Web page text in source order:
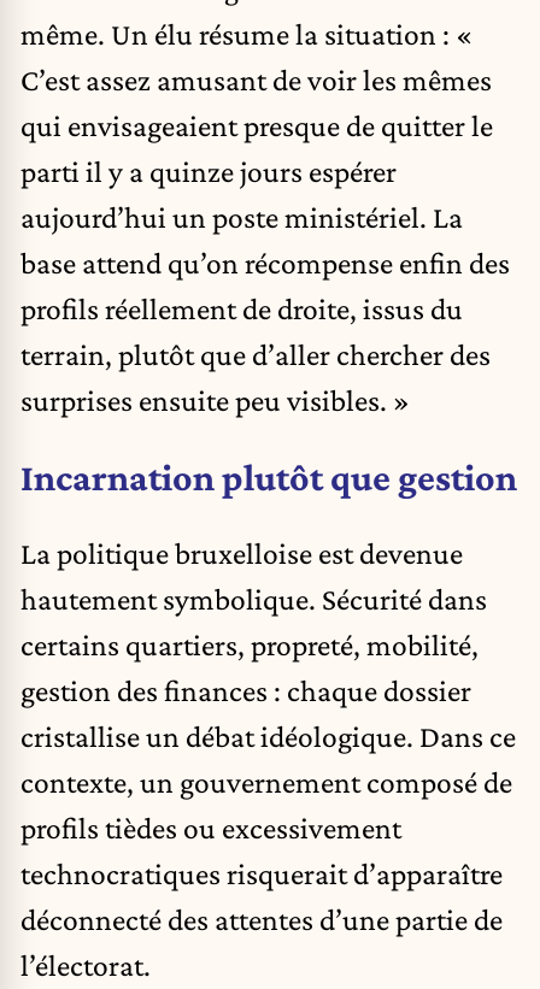
même. Un élu résume la situation : «
C’est assez amusant de voir les mêmes
qui envisageaient presque de quitter le
parti il y a quinze jours espérer
aujourd’hui un poste ministériel. La
base attend qu’on récompense enfin des
profils réellement de droite, issus du
terrain, plutôt que d’aller chercher des
surprises ensuite peu visibles. »
Incarnation plutôt que gestion
La politique bruxelloise est devenue
hautement symbolique. Sécurité dans
certains quartiers, propreté, mobilité,
gestion des finances : chaque dossier
cristallise un débat idéologique. Dans ce
contexte, un gouvernement composé de
profils tièdes ou excessivement
technocratiques risquerait d’apparaître
déconnecté des attentes d’une partie de
l’électorat.